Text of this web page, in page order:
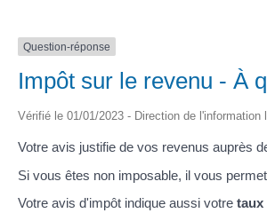
Question-réponse
Impôt sur le revenu - À
Vérifié le 01/01/2023 - Direction de
Votre avis justifie de vos revenus auprès
Si vous êtes non imposable, il vous
Votre avis d'impôt indique aussi votre taux